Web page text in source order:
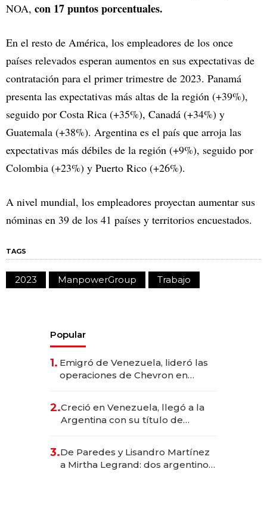
NOA, con 17 puntos porcentuales.
En el resto de América, los empleadores de los once
países relevados esperan aumentos en sus expectativas de
contratación para el primer trimestre de 2023. Panamá
presenta las expectativas más altas de la región (+39%),
seguido por Costa Rica (+35%), Canadá (+34%) y
Guatemala (+38%). Argentina es el país que arroja las
expectativas más débiles de la región (+9%), seguido por
Colombia (+23%) y Puerto Rico (+26%).
A nivel mundial, los empleadores proyectan aumentar sus
nóminas en 39 de los 41 países y territorios encuestados.
TAGS
2023 ManpowerGroup Trabajo
Popular
1. Emigró de Venezuela, lideró las
operaciones de Chevron en
2.Creció en Venezuela, llegó a la
Argentina con su título de
las marcas "fast premium"
3.De Paredes y Lisandro Martínez
a Mirtha Legrand: dos argentinos